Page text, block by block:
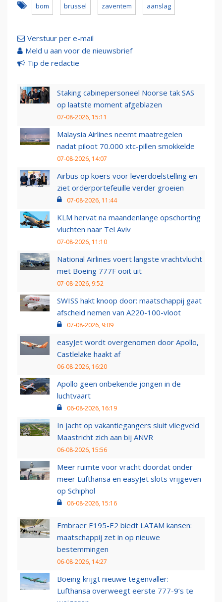
bom brussel zaventem aanslag
Verstuur per e-mail
Meld u aan voor de nieuwsbrief
Tip de redactie
Staking cabinepersoneel Noorse tak SAS
op laatste moment afgeblazen
07-08-2026, 15:11
Malaysia Airlines neemt maatregelen
nadat piloot 70.000 xtc-pillen smokkelde
07-08-2026, 14:07
Airbus op koers voor leverdoelstelling en
ziet orderportefeuille verder groeien
07-08-2026, 11:44
KLM hervat na maandenlange opschorting
vluchten naar Tel Aviv
07-08-2026, 11:10
National Airlines voert langste vrachtvlucht
met Boeing 777F ooit uit
07-08-2026, 9:52
SWISS hakt knoop door: maatschappij gaat
afscheid nemen van A220-100-vloot
07-08-2026, 9:09
easyJet wordt overgenomen door Apollo,
Castlelake haakt af
06-08-2026, 16:20
Apollo geen onbekende jongen in de
luchtvaart
06-08-2026, 16:19
In jacht op vakantiegangers sluit vliegveld
Maastricht zich aan bij ANVR
06-08-2026, 15:56
Meer ruimte voor vracht doordat onder
meer Lufthansa en easyJet slots vrijgeven
op Schiphol
06-08-2026, 15:16
Embraer E195-E2 biedt LATAM kansen:
maatschappij zet in op nieuwe
bestemmingen
06-08-2026, 14:27
Boeing krijgt nieuwe tegenvaller:
Lufthansa overweegt eerste 777-9’s te